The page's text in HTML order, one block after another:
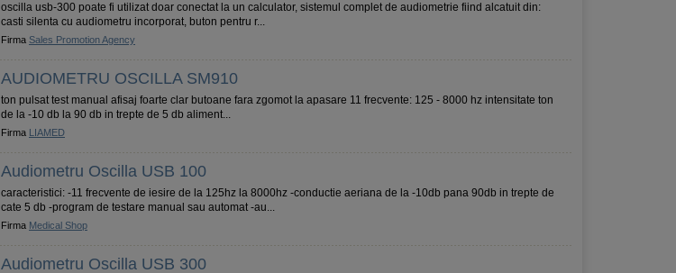
oscilla usb-300 poate fi utilizat doar conectat la un calculator, sistemul complet de audiometrie fiind alcatuit din:
casti silenta cu audiometru incorporat, buton pentru r...
Firma Sales Promotion Agency
AUDIOMETRU OSCILLA SM910
ton pulsat test manual afisaj foarte clar butoane fara zgomot la apasare 11 frecvente: 125 - 8000 hz intensitate ton
de la -10 db la 90 db in trepte de 5 db aliment...
Firma LIAMED
Audiometru Oscilla USB 100
caracteristici: -11 frecvente de iesire de la 125hz la 8000hz -conductie aeriana de la -10db pana 90db in trepte de
cate 5 db -program de testare manual sau automat -au...
Firma Medical Shop
Audiometru Oscilla USB 300